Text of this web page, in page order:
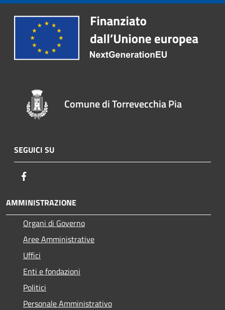
Comune di Torrevecchia Pia
SEGUICI SU
AMMINISTRAZIONE
Organi di Governo
Aree Amministrative
Uffici
Enti e fondazioni
Politici
Personale Amministrativo